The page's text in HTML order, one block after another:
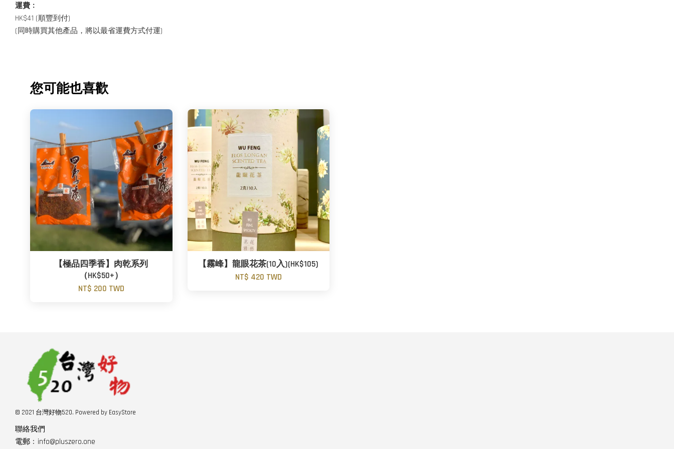
運費﹕
HK$41 (順豐到付)
(同時購買其他產品，將以最省運費方式付運)
您可能也喜歡
【極品四季香】肉乾系列
（HK$50+）
NT$ 200 TWD
【霧峰】龍眼花茶(10入)(HK$105)
NT$ 420 TWD
© 2021 台灣好物520. Powered by EasyStore
聯絡我們
電郵﹕info@pluszero.one